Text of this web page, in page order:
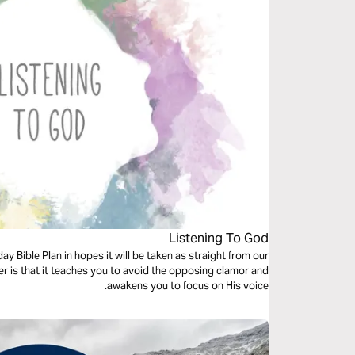
Listening To God
Bible Plan in hopes it will be taken as straight from our
is that it teaches you to avoid the opposing clamor and
awakens you to focus on His voice.